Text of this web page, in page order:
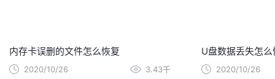
内存卡误删的文件怎么恢复
2020/10/26 3.43千
U盘数据丢失怎么
2020/10/26